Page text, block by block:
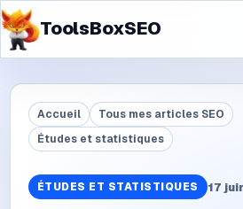
ToolsBoxSEO
Accueil
Tous mes articles SEO
Études et statistiques
ÉTUDES ET STATISTIQUES 17